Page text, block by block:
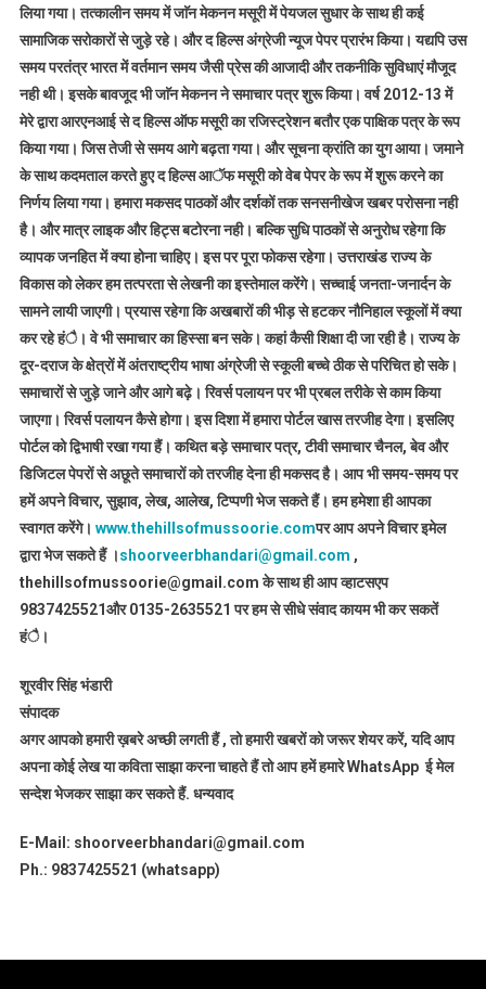
लिया गया। तत्कालीन समय में जाॅन मेकनन मसूरी में पेयजल सुधार के साथ ही कई
सामाजिक सरोकारों से जुड़े रहे। और द हिल्स अंग्रेजी न्यूज पेपर प्रारंभ किया। यद्यपि उस
समय परतंत्र भारत में वर्तमान समय जैसी प्रेस की आजादी और तकनीकि सुविधाएं मौजूद
नही थी। इसके बावजूद भी जाॅन मेकनन ने समाचार पत्र शुरू किया। वर्ष 2012-13 में
मेरे द्वारा आरएनआई से द हिल्स ऑफ मसूरी का रजिस्ट्रेशन बतौर एक पाक्षिक पत्र के रूप
किया गया। जिस तेजी से समय आगे बढ़ता गया। और सूचना क्रांति का युग आया। जमाने
के साथ कदमताल करते हुए द हिल्स आॅफ मसूरी को वेब पेपर के रूप में शुरू करने का
निर्णय लिया गया। हमारा मकसद पाठकों और दर्शकों तक सनसनीखेज खबर परोसना नही
है। और मात्र लाइक और हिट्स बटोरना नही। बल्कि सुधि पाठकों से अनुरोध रहेगा कि
व्यापक जनहित में क्या होना चाहिए। इस पर पूरा फोकस रहेगा। उत्तराखंड राज्य के
विकास को लेकर हम तत्परता से लेखनी का इस्तेमाल करेंगे। सच्चाई जनता-जनार्दन के
सामने लायी जाएगी। प्रयास रहेगा कि अखबारों की भीड़ से हटकर नौनिहाल स्कूलों में क्या
कर रहे हंै। वे भी समाचार का हिस्सा बन सके। कहां कैसी शिक्षा दी जा रही है। राज्य के
दूर-दराज के क्षेत्रों में अंतराष्ट्रीय भाषा अंग्रेजी से स्कूली बच्चे ठीक से परिचित हो सके।
समाचारों से जुड़े जाने और आगे बढ़े। रिवर्स पलायन पर भी प्रबल तरीके से काम किया
जाएगा। रिवर्स पलायन कैसे होगा। इस दिशा में हमारा पोर्टल खास तरजीह देगा। इसलिए
पोर्टल को द्विभाषी रखा गया हैं। कथित बड़े समाचार पत्र, टीवी समाचार चैनल, बेव और
डिजिटल पेपरों से अछूते समाचारों को तरजीह देना ही मकसद है। आप भी समय-समय पर
हमें अपने विचार, सुझाव, लेख, आलेख, टिप्पणी भेज सकते हैं। हम हमेशा ही आपका
स्वागत करेंगे। www.thehillsofmussoorie.comपर आप अपने विचार इमेल
द्वारा भेज सकते हैं ।shoorveerbhandari@gmail.com ,
thehillsofmussoorie@gmail.com के साथ ही आप व्हाटसएप
9837425521और 0135-2635521 पर हम से सीधे संवाद कायम भी कर सकतें
हंै।
शूरवीर सिंह भंडारी
संपादक
अगर आपको हमारी ख़बरे अच्छी लगती हैं , तो हमारी खबरों को जरूर शेयर करें, यदि आप
अपना कोई लेख या कविता साझा करना चाहते हैं तो आप हमें हमारे WhatsApp ई मेल
सन्देश भेजकर साझा कर सकते हैं. धन्यवाद
E-Mail: shoorveerbhandari@gmail.com
Ph.: 9837425521 (whatsapp)